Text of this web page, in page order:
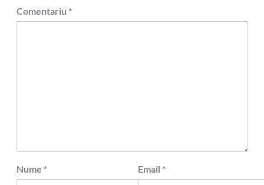
Comentariu *
Nume * Email *